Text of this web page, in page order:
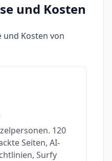
und Kosten
und Kosten von
120
Seiten, AI-
Surfy